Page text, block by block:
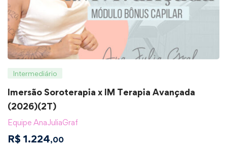
Intermediário
Imersão Soroterapia x IM Terapia Avançada
(2026)(2T)
Equipe AnaJuliaGraf
R$ 1.224,00